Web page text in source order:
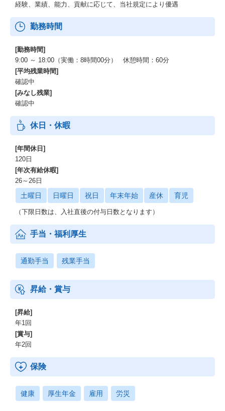
経験、業績、能力、貢献に応じて、当社規定により優遇
勤務時間
[勤務時間]
9:00 ～ 18:00（実働：8時間00分） 休憩時間：60分
[平均残業時間]
確認中
[みなし残業]
確認中
休日・休暇
[年間休日]
120日
[年次有給休暇]
26～26日
土曜日 日曜日 祝日 年末年始 産休 育児
（下限日数は、入社直後の付与日数となります）
手当・福利厚生
通勤手当 残業手当
昇給・賞与
[昇給]
年1回
[賞与]
年2回
保険
健康 厚生年金 雇用 労災